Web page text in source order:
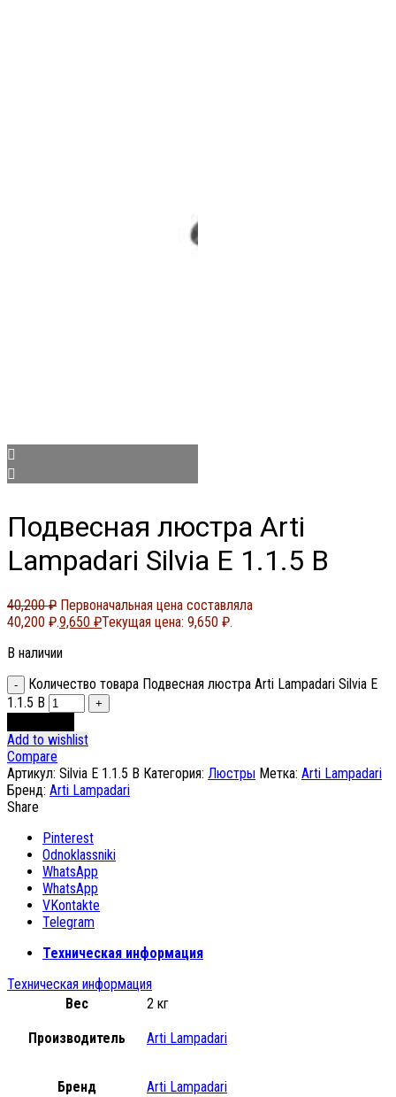
Подвесная люстра Arti
Lampadari Silvia E 1.1.5 B
40,200₽ Первоначальная цена составляла
40,200 ₽.9,650 ₽Текущая цена: 9,650 ₽.
В наличии
Количество товара Подвесная люстра Arti Lampadari Silvia E
1.1.5 B
Add to wishlist
Compare
Артикул: Silvia E 1.1.5 B Категория: Люстры Метка: Arti Lampadari
Бренд: Arti Lampadari
Share
Pinterest
Odnoklassniki
WhatsApp
WhatsApp
VKontakte
Telegram
Техническая информация
Техническая информация
Вес
2 кг
Производитель Arti Lampadari
Бренд Arti Lampadari